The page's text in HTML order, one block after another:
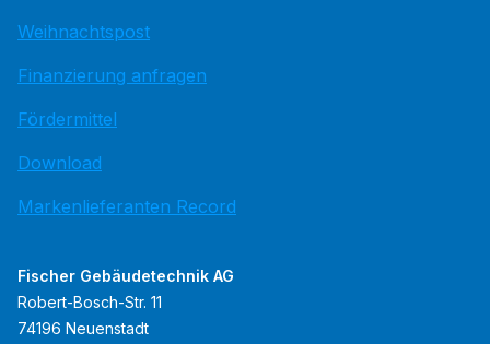
Weihnachtspost
Finanzierung anfragen
Fördermittel
Download
Markenlieferanten Record
Fischer Gebäudetechnik AG
Robert-Bosch-Str. 11
74196 Neuenstadt